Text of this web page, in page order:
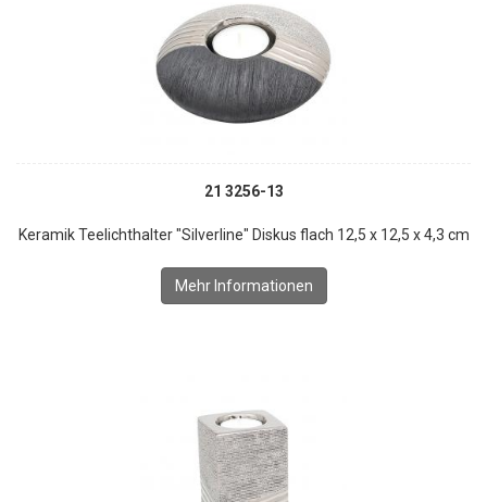
21 3256-13
Keramik Teelichthalter "Silverline" Diskus flach 12,5 x 12,5 x 4,3 cm
Mehr Informationen